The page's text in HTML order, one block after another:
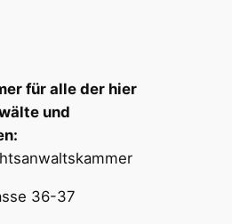
für alle der hier
und
36-37